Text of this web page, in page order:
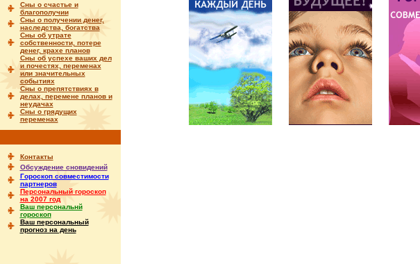
Сны о счастье и
благополучии
Сны о получении денег,
наследства, богатства
Сны об утрате
собственности, потере
денег, крахе планов
Сны об успехе ваших дел
и почестях, переменах
или значительных
событиях
Сны о препятствиях в
делах, перемене планов и
неудачах
Сны о грядущих
переменах
Контакты
Обсуждение сновидений
Гороскоп совместимости
партнеров
Персональный гороскоп
на 2007 год
Ваш персональнй
гороскоп
Ваш персональный
прогноз на день